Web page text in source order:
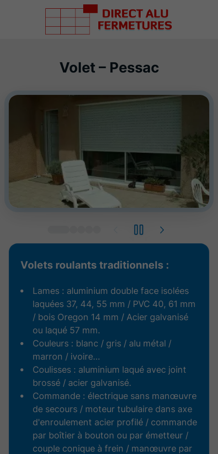
Volet – Pessac
Volets roulants traditionnels :
Lames : aluminium double face isolées
laquées 37, 44, 55 mm / PVC 40, 61 mm
/ bois Oregon 14 mm / Acier galvanisé
ou laqué 57 mm.
Couleurs : blanc / gris / alu métal /
marron / ivoire…
Coulisses : aluminium laqué avec joint
brossé / acier galvanisé.
Commande : électrique sans manœuvre
de secours / moteur tubulaire dans axe
d'enroulement acier profilé / commande
par boîtier à bouton ou par émetteur /
couple conique à frein / manœuvre par